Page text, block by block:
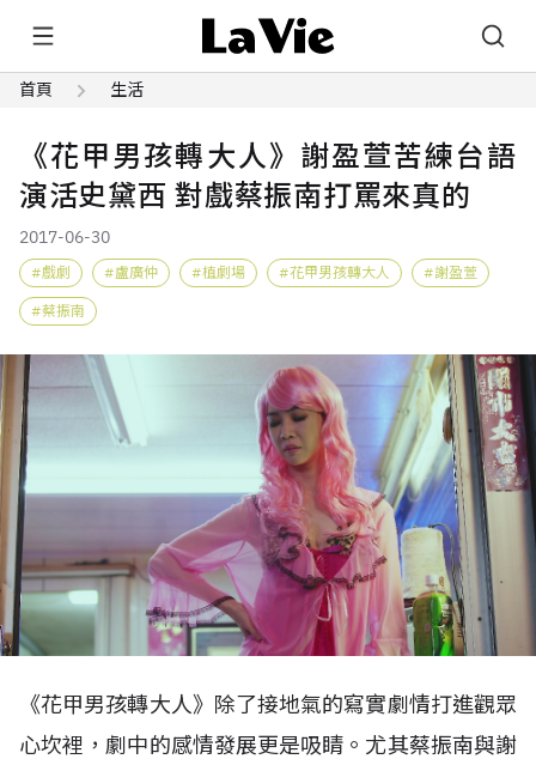
首頁 生活
《花甲男孩轉大人》謝盈萱苦練台語
演活史黛西 對戲蔡振南打罵來真的
2017-06-30
戲劇 盧廣仲 植劇場 花甲男孩轉大人 謝盈萱
蔡振南
《花甲男孩轉大人》除了接地氣的寫實劇情打進觀眾
心坎裡，劇中的感情發展更是吸睛。尤其蔡振南與謝